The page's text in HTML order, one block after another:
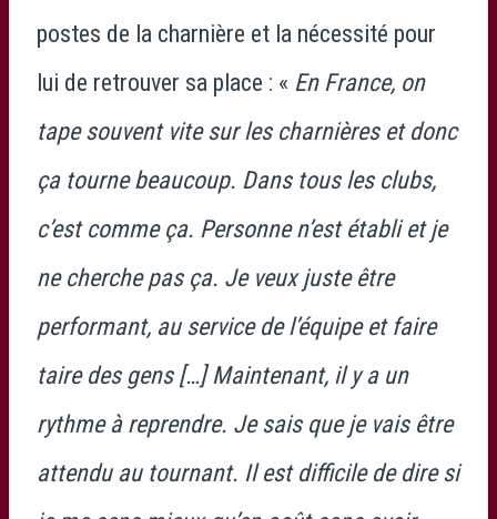
postes de la charnière et la nécessité pour
lui de retrouver sa place : « En France, on
tape souvent vite sur les charnières et donc
ça tourne beaucoup. Dans tous les clubs,
c’est comme ça. Personne n’est établi et je
ne cherche pas ça. Je veux juste être
performant, au service de l’équipe et faire
taire des gens […] Maintenant, il y a un
rythme à reprendre. Je sais que je vais être
attendu au tournant. Il est difficile de dire si